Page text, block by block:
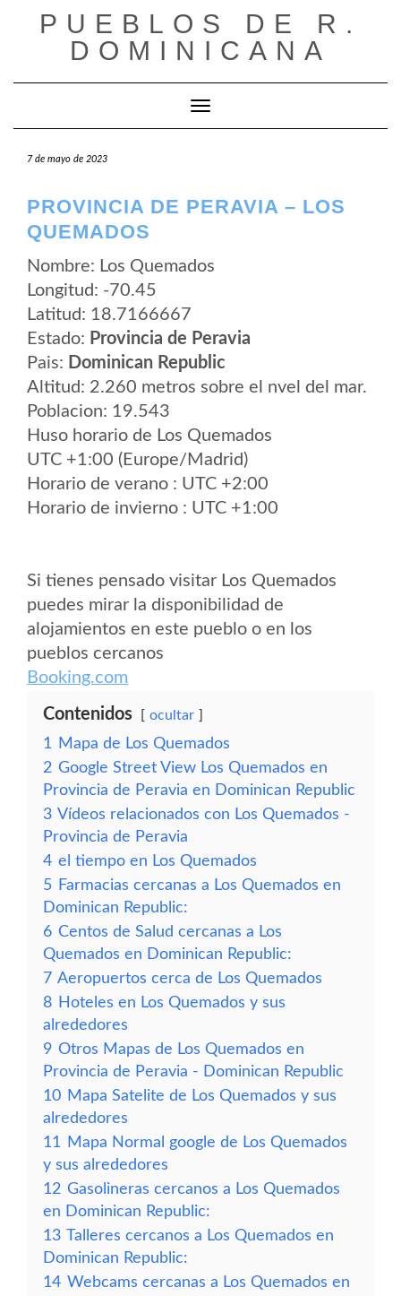
PUEBLOS DE R.
DOMINICANA
Cambiar modo de navegación
7 de mayo de 2023
PROVINCIA DE PERAVIA – LOS
QUEMADOS
Nombre: Los Quemados
Longitud: -70.45
Latitud: 18.7166667
Estado: Provincia de Peravia
Pais: Dominican Republic
Altitud: 2.260 metros sobre el nvel del mar.
Poblacion: 19.543
Huso horario de Los Quemados
UTC +1:00 (Europe/Madrid)
Horario de verano : UTC +2:00
Horario de invierno : UTC +1:00
Si tienes pensado visitar Los Quemados
puedes mirar la disponibilidad de
alojamientos en este pueblo o en los
pueblos cercanos
Booking.com
Contenidos ocultar
1
Mapa de Los Quemados
2 Google Street View Los Quemados en
Provincia de Peravia en Dominican Republic
3 Vídeos relacionados con Los Quemados -
Provincia de Peravia
4 el tiempo en Los Quemados
5 Farmacias cercanas a Los Quemados en
Dominican Republic:
6 Centos de Salud cercanas a Los
Quemados en Dominican Republic:
7 Aeropuertos cerca de Los Quemados
8 Hoteles en Los Quemados y sus
alrededores
9 Otros Mapas de Los Quemados en
Provincia de Peravia - Dominican Republic
10 Mapa Satelite de Los Quemados y sus
alrededores
11
Mapa Normal google de Los Quemados
y sus alrededores
12 Gasolineras cercanos a Los Quemados
en Dominican Republic:
13 Talleres cercanos a Los Quemados en
Dominican Republic:
14 Webcams cercanas a Los Quemados en